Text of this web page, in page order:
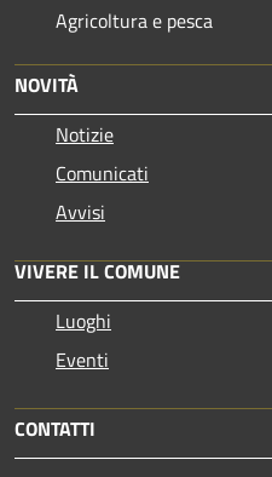
Agricoltura e pesca
NOVITÀ
Notizie
Comunicati
Avvisi
VIVERE IL COMUNE
Luoghi
Eventi
CONTATTI